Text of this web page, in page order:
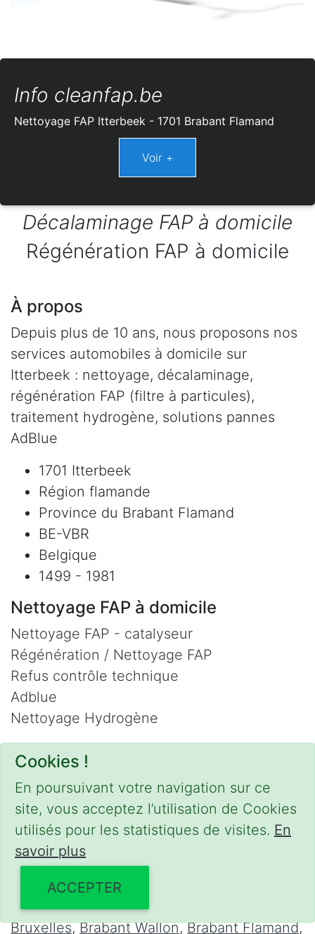
Cookies !
En poursuivant votre navigation sur ce
site, vous acceptez l’utilisation de Cookies
utilisés pour les statistiques de visites. En
savoir plus
ACCEPTER
Info cleanfap.be
Nettoyage FAP Itterbeek - 1701 Brabant Flamand
Décalaminage FAP à domicile
Régénération FAP à domicile
À propos
Depuis plus de 10 ans, nous proposons nos
services automobiles à domicile sur
Itterbeek : nettoyage, décalaminage,
régénération FAP (filtre à particules),
traitement hydrogène, solutions pannes
AdBlue
1701 Itterbeek
Région flamande
Province du Brabant Flamand
BE-VBR
Belgique
1499 - 1981
Nettoyage FAP à domicile
Nettoyage FAP - catalyseur
Régénération / Nettoyage FAP
Refus contrôle technique
Adblue
Nettoyage Hydrogène
Contact
Email :mobilii@tcontact.me
Décalaminage & Régénération FAP à
domicile
les régions suivantes :
Bruxelles,Brabant Wallon,Brabant Flamand,